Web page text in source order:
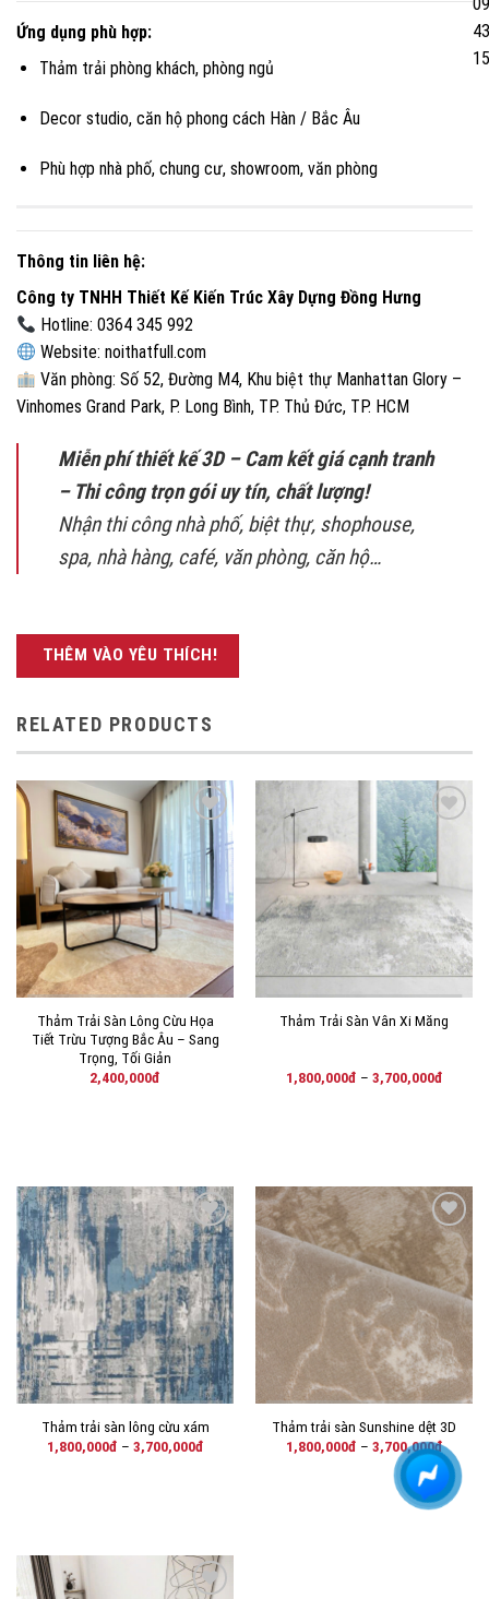
Ứng dụng phù hợp:
Thảm trải phòng khách, phòng ngủ
Decor studio, căn hộ phong cách Hàn / Bắc Âu
Phù hợp nhà phố, chung cư, showroom, văn phòng
Thông tin liên hệ:
Công ty TNHH Thiết Kế Kiến Trúc Xây Dựng Đồng Hưng
Hotline: 0364 345 992
Website:noithatfull.com
Văn phòng: Số 52, Đường M4, Khu biệt thự Manhattan Glory –
Vinhomes Grand Park, P. Long Bình, TP. Thủ Đức, TP. HCM
Miễn phí thiết kế 3D – Cam kết giá cạnh tranh
– Thi công trọn gói uy tín, chất lượng!
Nhận thi công nhà phố, biệt thự, shophouse,
spa, nhà hàng, café, văn phòng, căn hộ…
THÊM VÀO YÊU THÍCH!
RELATED PRODUCTS
VÀO
YÊU
THÍCH!
Thảm Trải Sàn Lông Cừu Họa
Tiết Trừu Tượng Bắc Âu – Sang
Trọng, Tối Giản
2,400,000đ
THÊM
VÀO
YÊU
THÍCH!
Thảm Trải Sàn Vân Xi Măng
1,800,000đ – 3,700,000đ
THÊM
VÀO
YÊU
THÍCH!
Thảm trải sàn lông cừu xám
1,800,000đ – 3,700,000đ
THÊM
YÊU
Thảm trải sàn Sunshine dệt 3D
1,800,000đ – 3,700,000đ